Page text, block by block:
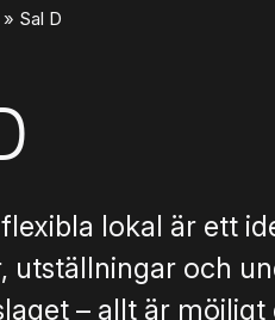
» Sal D
lokal är ett
utställningar och
– allt är möjligt